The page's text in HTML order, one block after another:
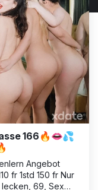
166🔥👄💦
lecken, 69, Sex